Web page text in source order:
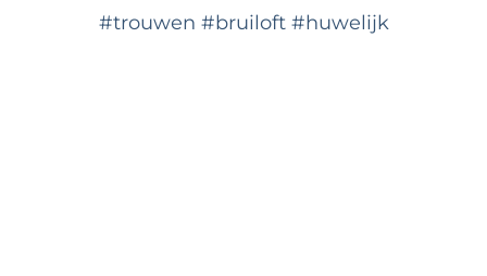
#trouwen #bruiloft #huwelijk